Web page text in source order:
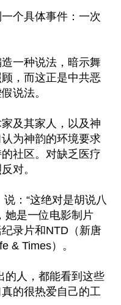
个具体事件：一次
一种说法，暗示舞
，而这正是中共恶
说法。
及其家人，以及神
为神韵的环境要求
社区。对缺乏医疗
对。
：“这绝对是胡说八
她是一位电影制片
录片和NTD（新唐
& Times）。
的人，都能看到这些
的很热爱自己的工